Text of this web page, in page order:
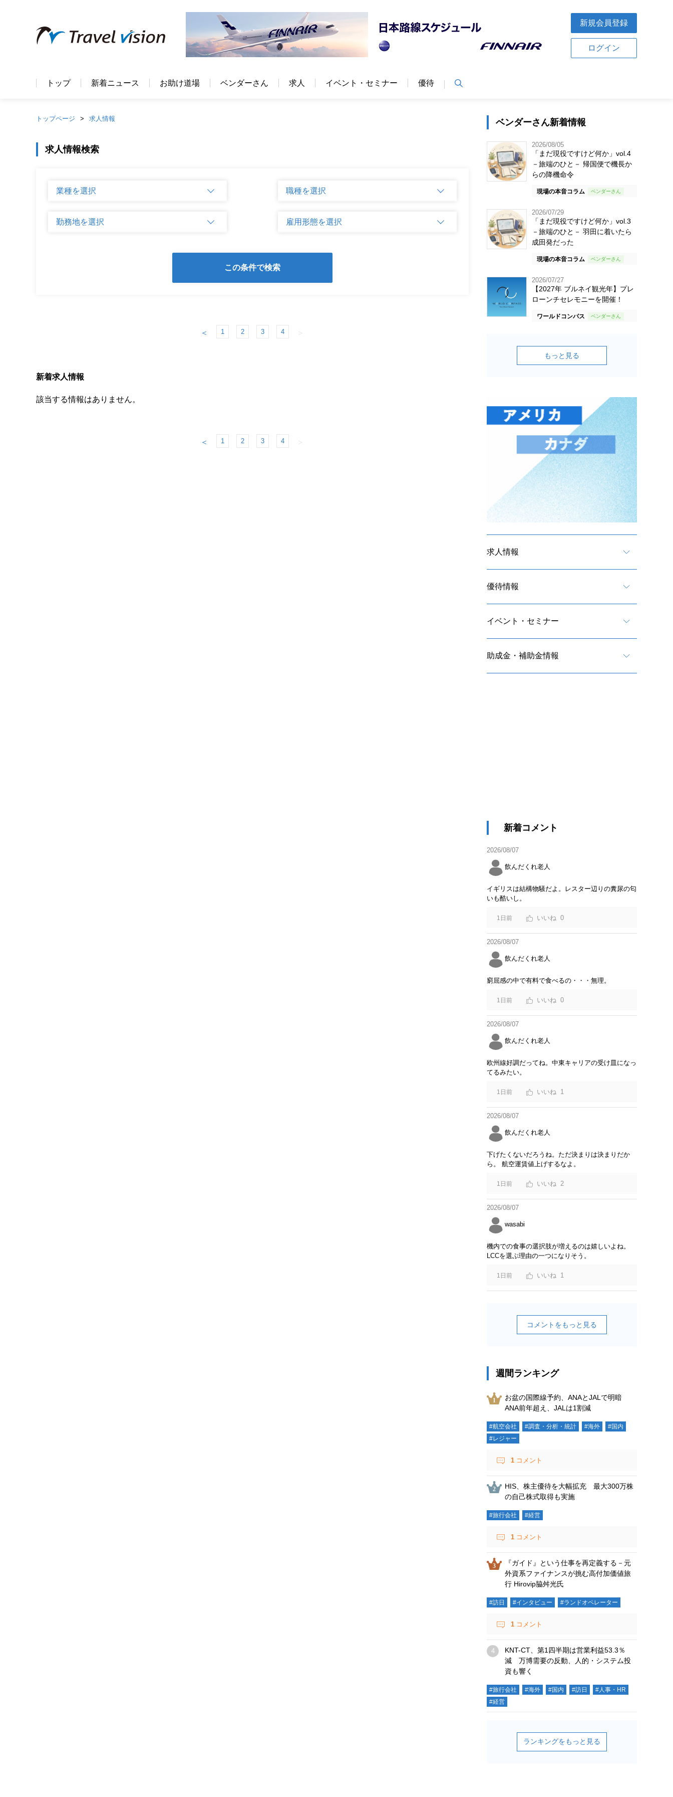
新規会員登録
ログイン
トップ 新着ニュース お助け道場 ベンダーさん 求人 イベント・セミナー 優待
トップページ 求人情報
求人情報検索
＜ 1 2 3 4 ＞
新着求人情報
該当する情報はありません。
＜ 1 2 3 4 ＞
ベンダーさん新着情報
2026/08/05
「まだ現役ですけど何か」vol.4
－旅端のひと－ 帰国便で機長か
らの降機命令
現場の本音コラム
2026/07/29
「まだ現役ですけど何か」vol.3
－旅端のひと－ 羽田に着いたら
成田発だった
現場の本音コラム
2026/07/27
【2027年 ブルネイ観光年】プレ
ローンチセレモニーを開催！
ワールドコンパス
もっと見る
求人情報
優待情報
イベント・セミナー
助成金・補助金情報
新着コメント
2026/08/07
飲んだくれ老人
イギリスは結構物騒だよ。レスター辺りの糞尿の匂
いも酷いし。
1日前 0
2026/08/07
飲んだくれ老人
窮屈感の中で有料で食べるの・・・無理。
1日前 0
2026/08/07
飲んだくれ老人
欧州線好調だってね。中東キャリアの受け皿になっ
てるみたい。
1日前 1
2026/08/07
飲んだくれ老人
下げたくないだろうね。ただ決まりは決まりだか
ら。 航空運賃値上げするなよ。
1日前 2
2026/08/07
wasabi
機内での食事の選択肢が増えるのは嬉しいよね。
LCCを選ぶ理由の一つになりそう。
1日前 1
コメントをもっと見る
週間ランキング
お盆の国際線予約、ANAとJALで明暗
ANA前年超え、JALは1割減
#航空会社 #調査・分析・統計 #海外
#国内
#レジャー
1 コメント
HIS、株主優待を大幅拡充 最大300万株
の自己株式取得も実施
#旅行会社 #経営
1 コメント
『ガイド』という仕事を再定義する－元
外資系ファイナンスが挑む高付加価値旅
行 Hirovip脇舛光氏
#訪日 #インタビュー #ランドオペレーター
1 コメント
KNT-CT、第1四半期は営業利益53.3％
減 万博需要の反動、人的・システム投
資も響く
#旅行会社 #海外 #国内 #訪日
#人事・HR
#経営